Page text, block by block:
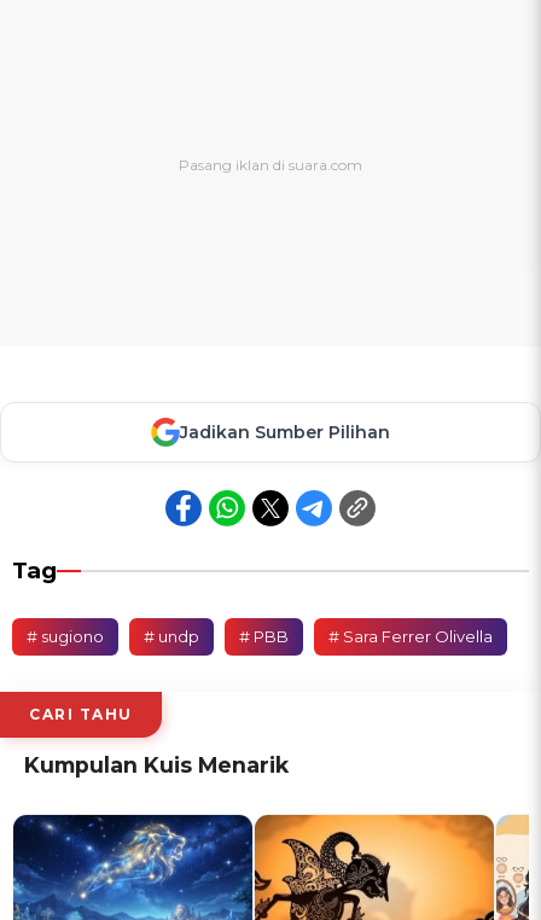
Jadikan Sumber Pilihan
Tag
# sugiono # undp # PBB # Sara Ferrer Olivella
CARI TAHU
Kumpulan Kuis Menarik